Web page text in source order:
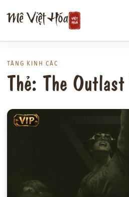
đến
nội
dung
Mê Việt Hóa
TÀNG KINH CÁC
Thẻ: The
VIP